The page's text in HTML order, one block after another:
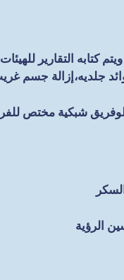
كتابه التقارير
جلديه،إزالة جسم
شبكية مختص للفرز
الرؤية